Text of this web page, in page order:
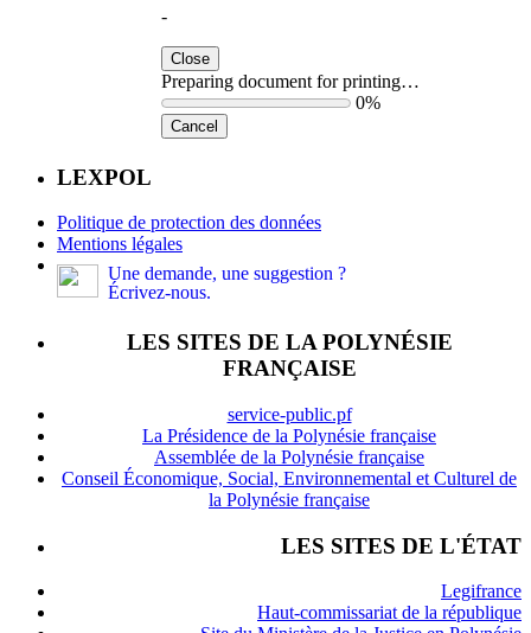
-
Close
Preparing document for printing…
0%
Cancel
LEXPOL
Politique de protection des données
Mentions légales
Une demande, une suggestion ?
Écrivez-nous.
LES SITES DE LA POLYNÉSIE
FRANÇAISE
service-public.pf
La Présidence de la Polynésie française
Assemblée de la Polynésie française
Conseil Économique, Social, Environnemental et Culturel de
la Polynésie française
LES SITES DE L'ÉTAT
Legifrance
Haut-commissariat de la république